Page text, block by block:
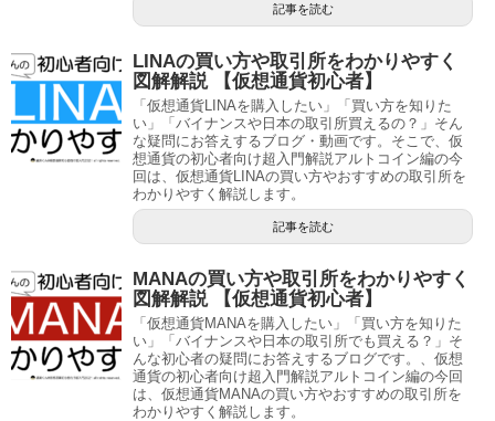
記事を読む
LINAの買い方や取引所をわかりやすく
図解解説 【仮想通貨初心者】
「仮想通貨LINAを購入したい」「買い方を知りた
い」「バイナンスや日本の取引所買えるの？」そん
な疑問にお答えするブログ・動画です。そこで、仮
想通貨の初心者向け超入門解説アルトコイン編の今
回は、仮想通貨LINAの買い方やおすすめの取引所を
わかりやすく解説します。
記事を読む
MANAの買い方や取引所をわかりやすく
図解解説 【仮想通貨初心者】
「仮想通貨MANAを購入したい」「買い方を知りた
い」「バイナンスや日本の取引所でも買える？」そ
んな初心者の疑問にお答えするブログです。、仮想
通貨の初心者向け超入門解説アルトコイン編の今回
は、仮想通貨MANAの買い方やおすすめの取引所を
わかりやすく解説します。